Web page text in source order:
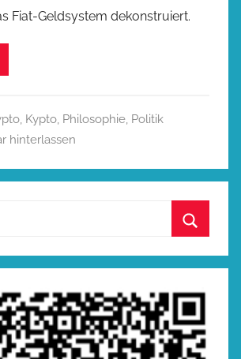
Fiat-Geldsystem dekonstruiert.
, Kypto, Philosophie, Politik
hinterlassen